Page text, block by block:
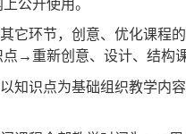
稳定性、基础性、科学性
上公开使用。
它环节，创意、优化课程
点→重新创意、设计、结构
知识点为基础组织教学内